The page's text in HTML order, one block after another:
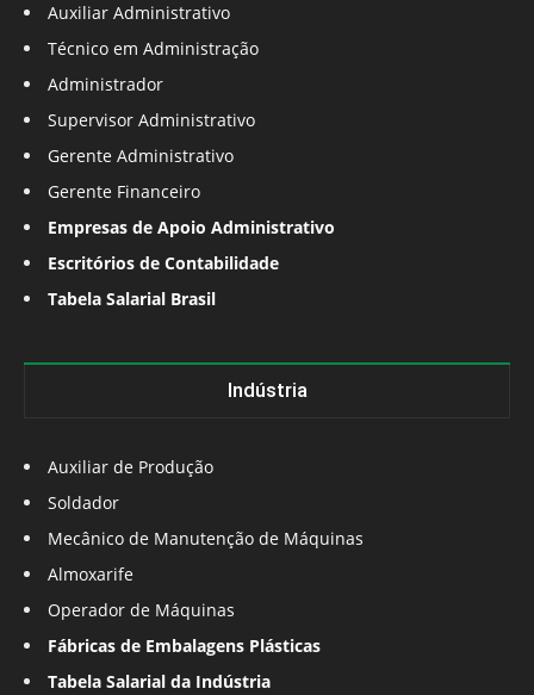
Auxiliar Administrativo
Técnico em Administração
Administrador
Supervisor Administrativo
Gerente Administrativo
Gerente Financeiro
Empresas de Apoio Administrativo
Escritórios de Contabilidade
Tabela Salarial Brasil
Indústria
Auxiliar de Produção
Soldador
Mecânico de Manutenção de Máquinas
Almoxarife
Operador de Máquinas
Fábricas de Embalagens Plásticas
Tabela Salarial da Indústria